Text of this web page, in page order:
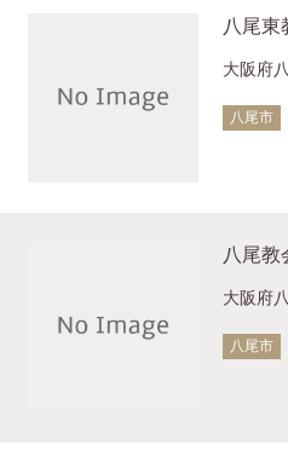
八尾東
大阪府
八尾市
八尾教
大阪府
八尾市